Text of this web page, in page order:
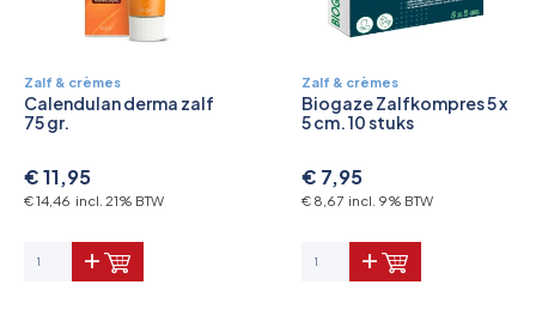
Zalf & crèmes
Calendulan derma zalf
75 gr.
€ 11,95
€ 14,46 incl. 21% BTW
Zalf & crèmes
Biogaze Zalfkompres 5 x
5 cm. 10 stuks
€ 7,95
€ 8,67 incl. 9% BTW